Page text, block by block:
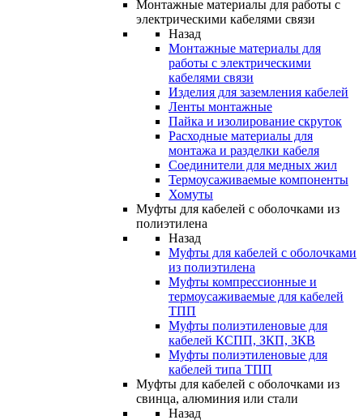
Монтажные материалы для работы с
электрическими кабелями связи
Назад
Монтажные материалы для
работы с электрическими
кабелями связи
Изделия для заземления кабелей
Ленты монтажные
Пайка и изолирование скруток
Расходные материалы для
монтажа и разделки кабеля
Соединители для медных жил
Термоусаживаемые компоненты
Хомуты
Муфты для кабелей с оболочками из
полиэтилена
Назад
Муфты для кабелей с оболочками
из полиэтилена
Муфты компрессионные и
термоусаживаемые для кабелей
ТПП
Муфты полиэтиленовые для
кабелей КСПП, ЗКП, ЗКВ
Муфты полиэтиленовые для
кабелей типа ТПП
Муфты для кабелей с оболочками из
свинца, алюминия или стали
Назад